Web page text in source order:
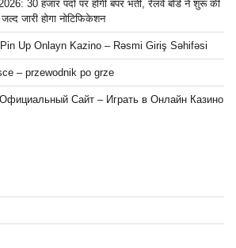
30 हजार पदों पर होगी बंपर भर्ती, रेलवे बोर्ड ने शुरू की
जारी होगा नोटिफिकेशन
Up Onlayn Kazino – Rəsmi Giriş Səhifəsi
– przewodnik po grze
Сайт – Играть в Онлайн Казино